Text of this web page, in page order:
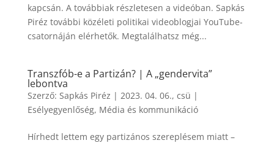
kapcsán. A továbbiak részletesen a videóban. Sapkás
Piréz további közéleti politikai videoblogjai YouTube-
csatornáján elérhetők. Megtalálhatsz még...
Transzfób-e a Partizán? | A „gendervita”
lebontva
Szerző: Sapkás Piréz | 2023. 04. 06., csü |
Esélyegyenlőség, Média és kommunikáció
Hírhedt lettem egy partizános szereplésem miatt –